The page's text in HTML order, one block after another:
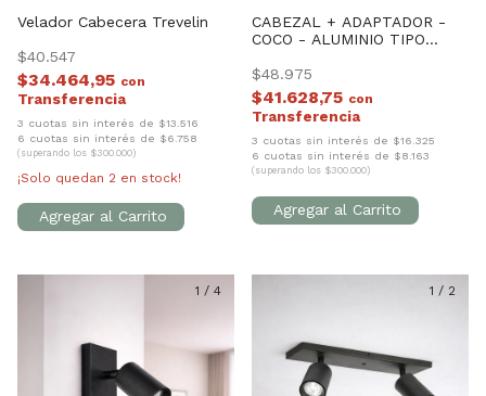
Velador Cabecera Trevelin
$40.547
$34.464,95 con
3 cuotas sin interés de $13.516
6 cuotas sin interés de $6.758
(superando los $300.000)
¡Solo quedan 2 en stock!
CABEZAL + ADAPTADOR -
COCO - ALUMINIO TIPO
***
$48.975
$41.628,75 con
3 cuotas sin interés de $16.325
6 cuotas sin interés de $8.163
(superando los $300.000)
1 / 4 1 / 2